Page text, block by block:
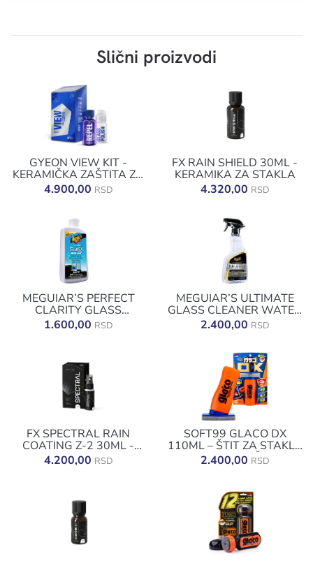
Slični proizvodi
GYEON VIEW KIT -
KERAMIČKA ZAŠTITA ZA
STAKLA
4.900,00 RSD
FX RAIN SHIELD 30ML -
KERAMIKA ZA STAKLA
4.320,00 RSD
MEGUIAR’S PERFECT
CLARITY GLASS
SEALANT
1.600,00 RSD
MEGUIAR’S ULTIMATE
GLASS CLEANER WATER
REPELLANT
2.400,00 RSD
FX SPECTRAL RAIN
COATING Z-2 30ML -
KERAMIKA ZA STAKLA
4.200,00 RSD
SOFT99 GLACO DX
110ML – ŠTIT ZA STAKLO
PROTIV KIŠE
2.400,00 RSD